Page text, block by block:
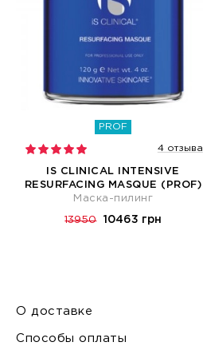
PROF
4 отзыва
IS CLINICAL INTENSIVE
RESURFACING MASQUE (PROF)
Маска-пилинг
13950 10463 грн
О доставке
Способы оплаты